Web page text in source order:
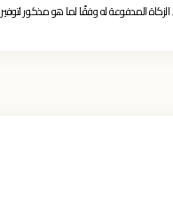
المدفوعة له وفقًا لما هو مذكور لتوفير